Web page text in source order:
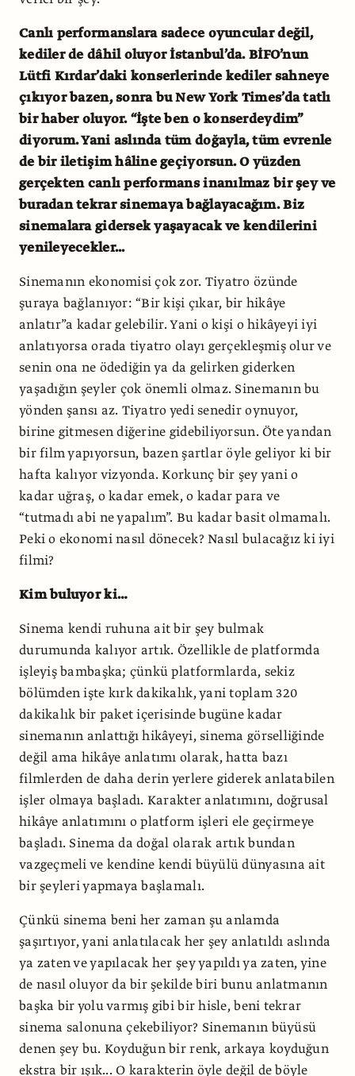
Canlı performanslara sadece oyuncular değil,
kediler de dâhil oluyor İstanbul’da. BİFO’nun
Lütfi Kırdar’daki konserlerinde kediler sahneye
çıkıyor bazen, sonra bu New York Times’da tatlı
bir haber oluyor. “İşte ben o konserdeydim”
diyorum. Yani aslında tüm doğayla, tüm evrenle
de bir iletişim hâline geçiyorsun. O yüzden
gerçekten canlı performans inanılmaz bir şey ve
buradan tekrar sinemaya bağlayacağım. Biz
sinemalara gidersek yaşayacak ve kendilerini
yenileyecekler...
Sinemanın ekonomisi çok zor. Tiyatro özünde
şuraya bağlanıyor: “Bir kişi çıkar, bir hikâye
anlatır”a kadar gelebilir. Yani o kişi o hikâyeyi iyi
anlatıyorsa orada tiyatro olayı gerçekleşmiş olur ve
senin ona ne ödediğin ya da gelirken giderken
yaşadığın şeyler çok önemli olmaz. Sinemanın bu
yönden şansı az. Tiyatro yedi senedir oynuyor,
birine gitmesen diğerine gidebiliyorsun. Öte yandan
bir film yapıyorsun, bazen şartlar öyle geliyor ki bir
hafta kalıyor vizyonda. Korkunç bir şey yani o
kadar uğraş, o kadar emek, o kadar para ve
“tutmadı abi ne yapalım”. Bu kadar basit olmamalı.
Peki o ekonomi nasıl dönecek? Nasıl bulacağız ki iyi
filmi?
Kim buluyor ki…
Sinema kendi ruhuna ait bir şey bulmak
durumunda kalıyor artık. Özellikle de platformda
işleyiş bambaşka; çünkü platformlarda, sekiz
bölümden işte kırk dakikalık, yani toplam 320
dakikalık bir paket içerisinde bugüne kadar
sinemanın anlattığı hikâyeyi, sinema görselliğinde
değil ama hikâye anlatımı olarak, hatta bazı
filmlerden de daha derin yerlere giderek anlatabilen
işler olmaya başladı. Karakter anlatımını, doğrusal
hikâye anlatımını o platform işleri ele geçirmeye
başladı. Sinema da doğal olarak artık bundan
vazgeçmeli ve kendine kendi büyülü dünyasına ait
bir şeyleri yapmaya başlamalı.
Çünkü sinema beni her zaman şu anlamda
şaşırtıyor, yani anlatılacak her şey anlatıldı aslında
ya zaten ve yapılacak her şey yapıldı ya zaten, yine
de nasıl oluyor da bir şekilde biri bunu anlatmanın
başka bir yolu varmış gibi bir hisle, beni tekrar
sinema salonuna çekebiliyor? Sinemanın büyüsü
denen şey bu. Koyduğun bir renk, arkaya koyduğun
ekstra bir ışık... O karakterin öyle değil de böyle